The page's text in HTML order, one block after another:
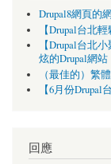
Drupal8網頁的
【Drupal台北
【Drupal台北
炫的Drupal網站
（最佳的）繁
【6月份
回應